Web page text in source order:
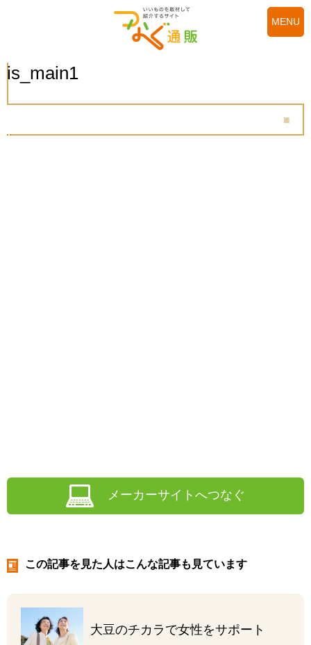
MENU
is_main1
メーカーサイトへつなぐ
この記事を見た人はこんな記事も見ています
大豆のチカラで女性をサポート